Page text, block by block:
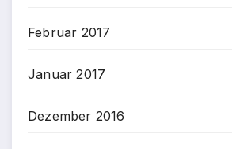
Februar 2017
Januar 2017
Dezember 2016